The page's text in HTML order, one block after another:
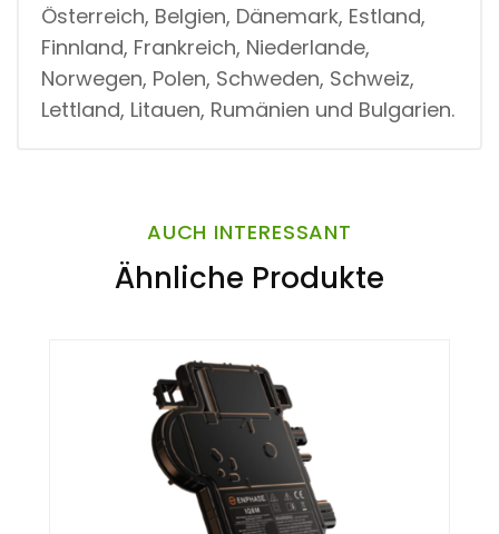
Österreich, Belgien, Dänemark, Estland,
Finnland, Frankreich, Niederlande,
Norwegen, Polen, Schweden, Schweiz,
Lettland, Litauen, Rumänien und Bulgarien.
AUCH INTERESSANT
Ähnliche Produkte